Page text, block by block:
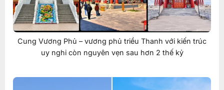
Cung Vương Phủ – vương phủ triều Thanh với kiến trúc
uy nghi còn nguyên vẹn sau hơn 2 thế kỷ